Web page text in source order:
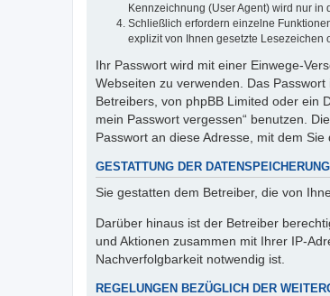
Kennzeichnung (User Agent) wird nur in
Schließlich erfordern einzelne
explizit von Ihnen gesetzte Lesezeichen
Ihr Passwort wird mit einer Einwege-
Webseiten zu verwenden. Das
Betreibers, von phpBB Limited oder ein
mein Passwort vergessen“ benutzen.
Passwort an diese Adresse, mit dem
GESTATTUNG DER DATENSPEICHERUNG
Sie gestatten dem Betreiber, die von
Darüber hinaus ist der Betreiber
und Aktionen zusammen mit Ihrer IP-
Nachverfolgbarkeit notwendig ist.
REGELUNGEN BEZÜGLICH DER